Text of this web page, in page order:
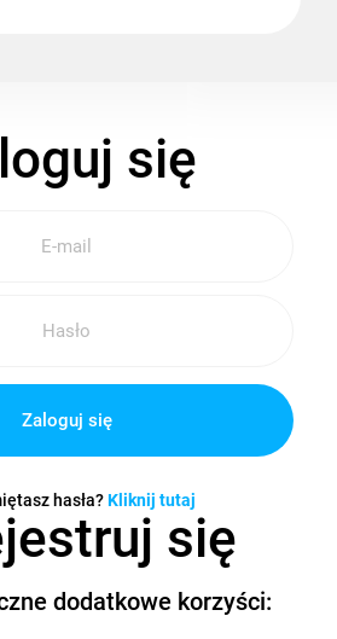
się
Zaloguj się
hasła?Kliknij tutaj
się
dodatkowe korzyści: